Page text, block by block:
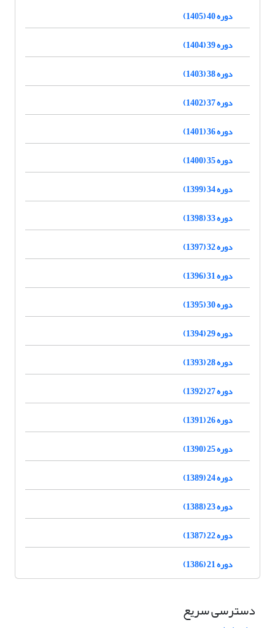
دوره 40 (1405)
دوره 39 (1404)
دوره 38 (1403)
دوره 37 (1402)
دوره 36 (1401)
دوره 35 (1400)
دوره 34 (1399)
دوره 33 (1398)
دوره 32 (1397)
دوره 31 (1396)
دوره 30 (1395)
دوره 29 (1394)
دوره 28 (1393)
دوره 27 (1392)
دوره 26 (1391)
دوره 25 (1390)
دوره 24 (1389)
دوره 23 (1388)
دوره 22 (1387)
دوره 21 (1386)
دسترسی سریع